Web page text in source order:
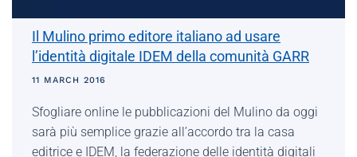
Il Mulino primo editore italiano ad usare
l’identità digitale IDEM della comunità GARR
11 MARCH 2016
Sfogliare online le pubblicazioni del Mulino da oggi
sarà più semplice grazie all’accordo tra la casa
editrice e IDEM, la federazione delle identità digitali